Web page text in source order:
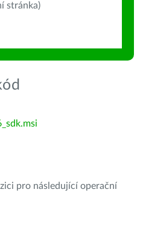
stránka)
pro následující operační